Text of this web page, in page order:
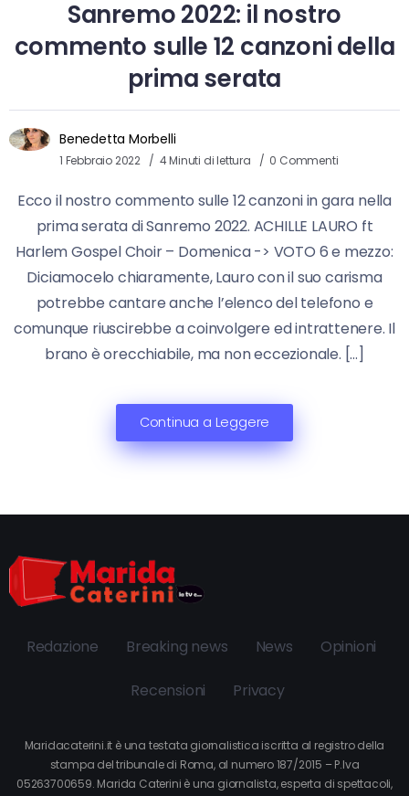
Sanremo 2022: il nostro
commento sulle 12 canzoni della
prima serata
Benedetta Morbelli
1 Febbraio 2022 4 Minuti di lettura 0 Commenti
Ecco il nostro commento sulle 12 canzoni in gara nella
prima serata di Sanremo 2022. ACHILLE LAURO ft
Harlem Gospel Choir – Domenica -> VOTO 6 e mezzo:
Diciamocelo chiaramente, Lauro con il suo carisma
potrebbe cantare anche l’elenco del telefono e
comunque riuscirebbe a coinvolgere ed intrattenere. Il
brano è orecchiabile, ma non eccezionale. […]
Continua a Leggere
Redazione Breaking news News Opinioni
Recensioni Privacy
Maridacaterini.it è una testata giornalistica iscritta al registro della
stampa del tribunale di Roma, al numero 187/2015 – P.Iva
05263700659. Marida Caterini è una giornalista, esperta di spettacoli,